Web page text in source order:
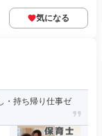
気になる
・持ち帰り仕事ゼ